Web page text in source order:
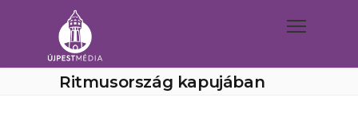
Ritmusország kapujában